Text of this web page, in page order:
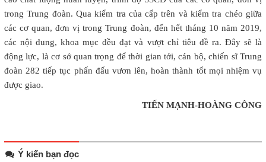
trong Trung đoàn. Qua kiểm tra của cấp trên và kiểm tra chéo giữa
các cơ quan, đơn vị trong Trung đoàn, đến hết tháng 10 năm 2019,
các nội dung, khoa mục đều đạt và vượt chỉ tiêu đề ra. Đây sẽ là
động lực, là cơ sở quan trọng để thời gian tới, cán bộ, chiến sĩ Trung
đoàn 282 tiếp tục phấn đấu vươn lên, hoàn thành tốt mọi nhiệm vụ
được giao.
TIẾN MẠNH-HOÀNG CÔNG
Ý kiến bạn đọc